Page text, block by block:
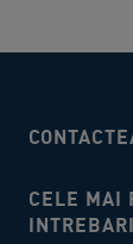
CELE MAI
INTREBARI